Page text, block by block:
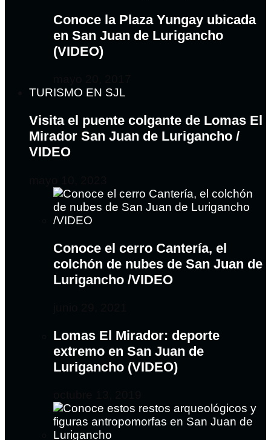
Conoce la Plaza Yungay ubicada
en San Juan de Lurigancho
(VIDEO)
TURISMO EN SJL
Visita el puente colgante de Lomas El
Mirador San Juan de Lurigancho /
VIDEO
Conoce el cerro Cantería, el
colchón de nubes de San Juan de
Lurigancho /VIDEO
Lomas El Mirador: deporte
extremo en San Juan de
Lurigancho (VIDEO)